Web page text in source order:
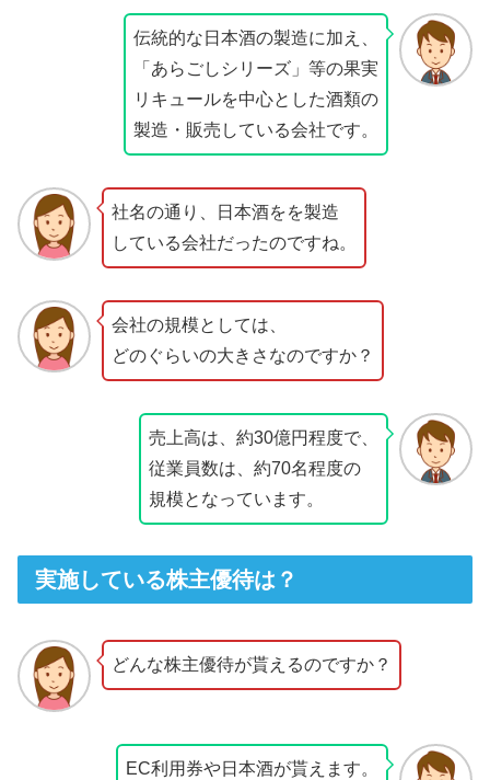
伝統的な日本酒の製造に加え、
「あらごしシリーズ」等の果実
リキュールを中心とした酒類の
製造・販売している会社です。
社名の通り、日本酒をを製造
している会社だったのですね。
会社の規模としては、
どのぐらいの大きさなのですか？
売上高は、約30億円程度で、
従業員数は、約70名程度の
規模となっています。
実施している株主優待は？
どんな株主優待が貰えるのですか？
EC利用券や日本酒が貰えます。